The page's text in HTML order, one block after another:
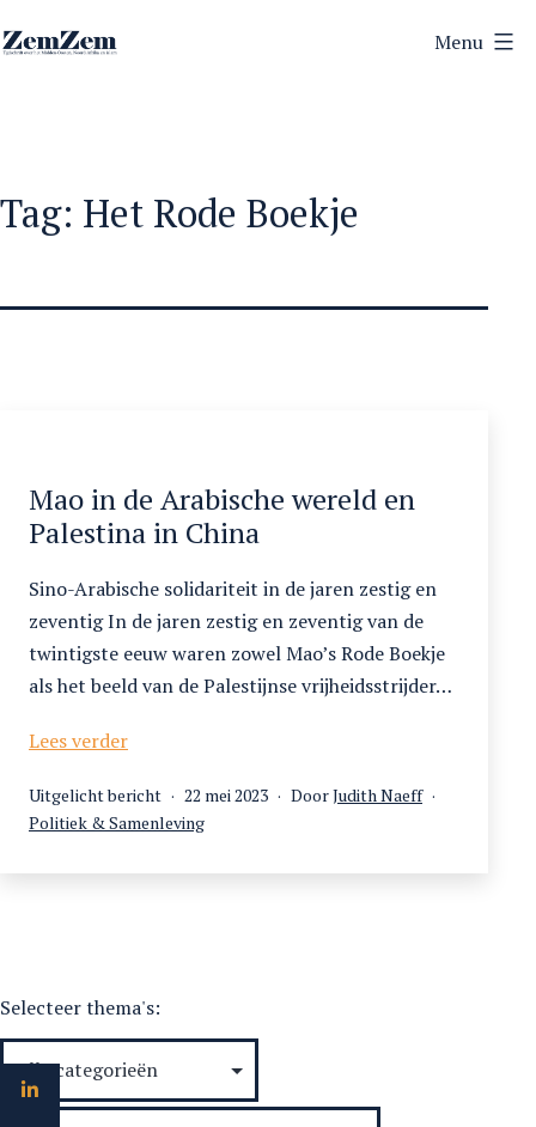
naar
Menu
Tag: Het Rode Boekje
Mao in de Arabische wereld en
Palestina in China
Sino-Arabische solidariteit in de jaren zestig en
zeventig In de jaren zestig en zeventig van de
twintigste eeuw waren zowel Mao’s Rode Boekje
als het beeld van de Palestijnse vrijheidsstrijder…
Lees verderMao
de
Arabische
Uitgelicht bericht
Gepubliceerd
op
22 mei 2023 DoorJudith Naeff
Gecategoriseerd
Politiek & Samenleving
Selecteer thema's: